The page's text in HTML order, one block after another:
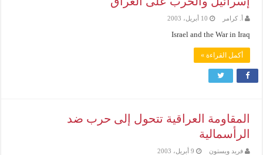
أ. كرامر 10 أبريل، 2003
Israel and the War in Iraq
أكمل القراءة »
المقاومة العراقية تتحول إلى حرب ضد
الرأسمالية
فريد ويستون 9 أبريل، 2003